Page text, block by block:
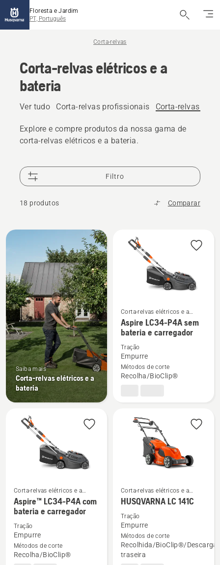
Floresta e Jardim
PT, Português
Corta-relvas
Corta-relvas elétricos e a
bateria
Ver tudo Corta-relvas profissionais Corta-relvas
Explore e compre produtos da nossa gama de
corta-relvas elétricos e a bateria.
Filtro
18 produtos Comparar
Todos
os
produtos
Saiba mais
Corta-relvas elétricos e a
bateria
Ver
mais
detalhes
sobre
Aspire
LC34-
bateria
carregador
Corta-relvas elétricos e a
bateria
Aspire LC34-P4A sem
bateria e carregador
Tração
Empurre
Métodos de corte
Recolha/BioClip®
Ver
mais
detalhes
sobre
Aspire™
LC34-
Corta-relvas elétricos e a
bateria
Aspire™ LC34-P4A com
bateria e carregador
Tração
Empurre
Métodos de corte
Recolha/BioClip®
Ver
mais
detalhes
sobre
HUSQVARNA
LC 141C
Corta-relvas elétricos e a
bateria
HUSQVARNA LC 141C
Tração
Empurre
Métodos de corte
Recolhida/BioClip®/Descarga
traseira